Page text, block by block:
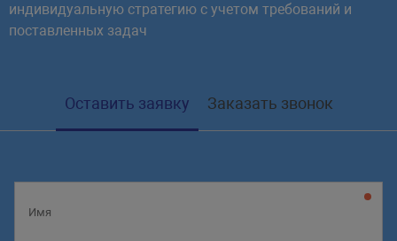
индивидуальную стратегию с учетом требований и
поставленных задач
Оставить заявку Заказать звонок